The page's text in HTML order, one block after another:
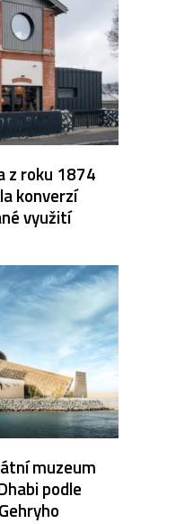
z roku 1874
konverzí
využití
muzeum
podle